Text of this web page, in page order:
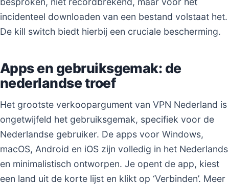
incidenteel downloaden van een bestand volstaat het.
De kill switch biedt hierbij een cruciale bescherming.
Apps en gebruiksgemak: de
nederlandse troef
Het grootste verkoopargument van VPN Nederland is
ongetwijfeld het gebruiksgemak, specifiek voor de
Nederlandse gebruiker. De apps voor Windows,
macOS, Android en iOS zijn volledig in het Nederlands
en minimalistisch ontworpen. Je opent de app, kiest
een land uit de korte lijst en klikt op ‘Verbinden’. Meer